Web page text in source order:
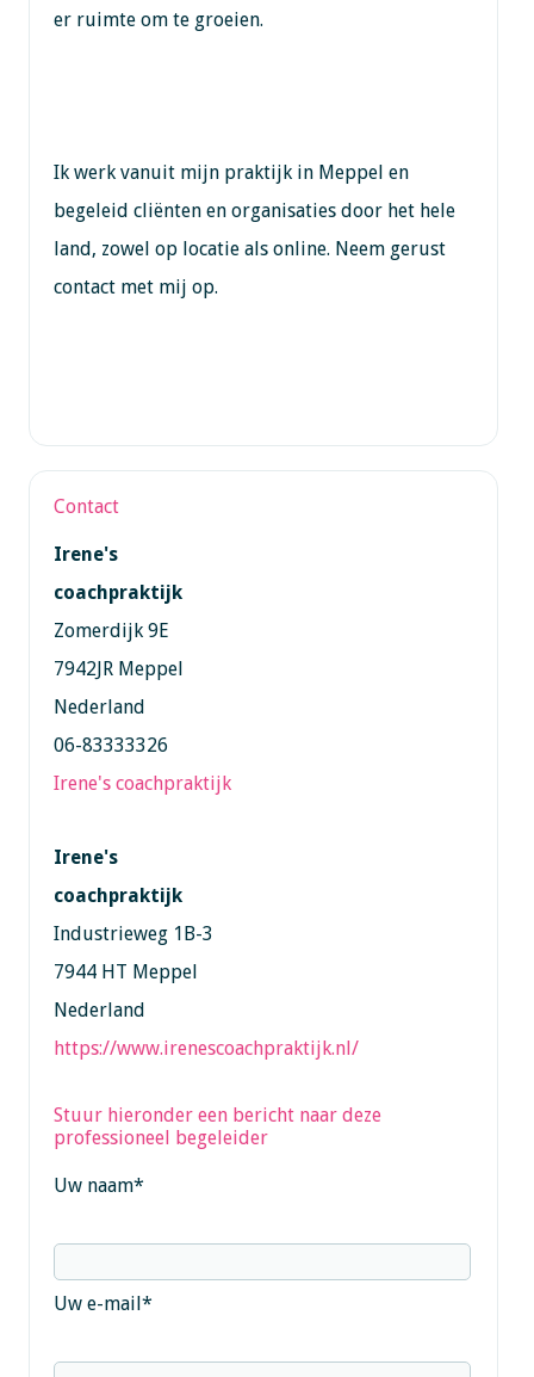
er ruimte om te groeien.
Ik werk vanuit mijn praktijk in Meppel en
begeleid cliënten en organisaties door het hele
land, zowel op locatie als online. Neem gerust
contact met mij op.
Contact
Irene's
coachpraktijk
Zomerdijk 9E
7942JR Meppel
Nederland
06-83333326
Irene's coachpraktijk
Irene's
coachpraktijk
Industrieweg 1B-3
7944 HT Meppel
Nederland
https://www.irenescoachpraktijk.nl/
Stuur hieronder een bericht naar deze
professioneel begeleider
Uw naam*
Uw e-mail*